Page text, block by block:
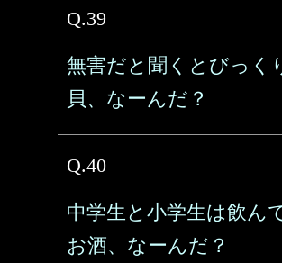
Q.39
無害だと聞くとびっく
貝、なーんだ？
Q.40
中学生と小学生は飲ん
お酒、なーんだ？